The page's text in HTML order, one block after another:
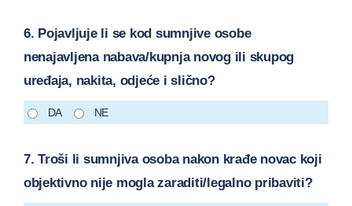
6. Pojavljuje li se kod sumnjive osobe
nenajavljena nabava/kupnja novog ili skupog
uređaja, nakita, odjeće i slično?
DA NE
7. Troši li sumnjiva osoba nakon krađe novac koji
objektivno nije mogla zaraditi/legalno pribaviti?